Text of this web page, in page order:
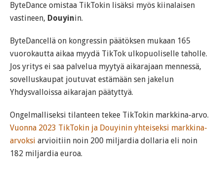
ByteDance omistaa TikTokin lisäksi myös kiinalaisen
vastineen, Douyinin.
ByteDancellä on kongressin päätöksen mukaan 165
vuorokautta aikaa myydä TikTok ulkopuoliselle taholle.
Jos yritys ei saa palvelua myytyä aikarajaan mennessä,
sovelluskaupat joutuvat estämään sen jakelun
Yhdysvalloissa aikarajan päätyttyä.
Ongelmalliseksi tilanteen tekee TikTokin markkina-arvo.
Vuonna 2023 TikTokin ja Douyinin yhteiseksi markkina-
arvoksi arvioitiin noin 200 miljardia dollaria eli noin
182 miljardia euroa.